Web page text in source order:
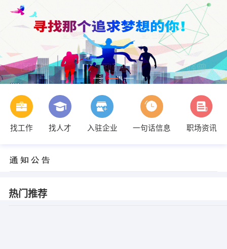
找工作 找人才 入驻企业 一句话信息 职场资讯
热门推荐